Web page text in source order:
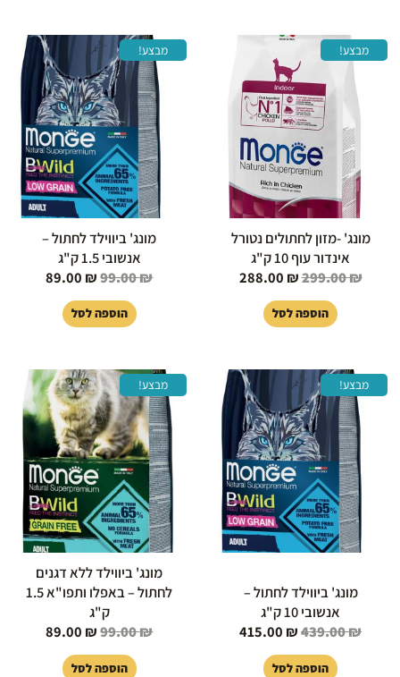
מבצע!
מונג' -מזון לחתולים נטורל
אינדור עוף 10 ק"ג
299.00₪
המחיר
המקורי
היה:
299.00 ₪.
288.00 ₪
288.00 ₪.
הוספה לסל
מבצע!
מונג' ביווילד לחתול –
אנשובי 1.5 ק"ג
99.00₪
המחיר
המקורי
היה:
99.00 ₪.
89.00 ₪
המחיר
הנוכחי
הוא:
89.00 ₪.
הוספה לסל
מבצע!
מונג' ביווילד לחתול –
אנשובי 10 ק"ג
439.00₪
המחיר
המקורי
היה:
439.00 ₪.
415.00 ₪
המחיר
הנוכחי
הוא:
הוספה לסל
מבצע!
מונג' ביווילד ללא דגנים
לחתול – באפלו ותפו"א 1.5
ק"ג
99.00₪
המחיר
המקורי
היה:
99.00 ₪.
89.00 ₪
המחיר
הנוכחי
הוא:
89.00 ₪.
הוספה לסל